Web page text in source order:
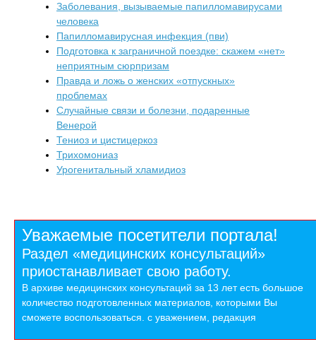
Заболевания, вызываемые папилломавирусами
человека
Папилломавирусная инфекция (пви)
Подготовка к заграничной поездке: скажем «нет»
неприятным сюрпризам
Правда и ложь о женских «отпускных»
проблемах
Случайные связи и болезни, подаренные
Венерой
Тениоз и цистицеркоз
Трихомониаз
Урогенитальный хламидиоз
Уважаемые посетители портала!
Раздел «медицинских консультаций»
приостанавливает свою работу.
В архиве медицинских консультаций за 13 лет есть большое
количество подготовленных материалов, которыми Вы
сможете воспользоваться. с уважением, редакция